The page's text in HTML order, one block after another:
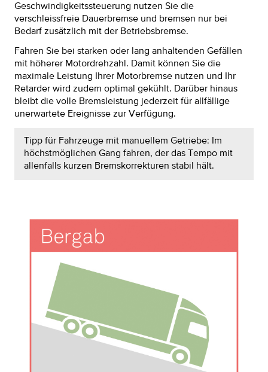
Geschwindigkeitssteuerung nutzen Sie die
verschleissfreie Dauerbremse und bremsen nur bei
Bedarf zusätzlich mit der Betriebsbremse.
Fahren Sie bei starken oder lang anhaltenden Gefällen
mit höherer Motordrehzahl. Damit können Sie die
maximale Leistung Ihrer Motorbremse nutzen und Ihr
Retarder wird zudem optimal gekühlt. Darüber hinaus
bleibt die volle Bremsleistung jederzeit für allfällige
unerwartete Ereignisse zur Verfügung.
Tipp für Fahrzeuge mit manuellem Getriebe: Im
höchstmöglichen Gang fahren, der das Tempo mit
allenfalls kurzen Bremskorrekturen stabil hält.